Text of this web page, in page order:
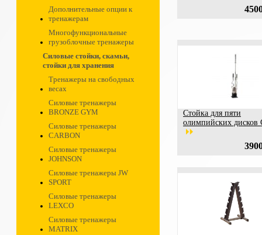
Дополнительные опции к
тренажерам
Многофункциональные
грузоблочные тренажеры
Силовые стойки, скамьи,
стойки для хранения
Тренажеры на свободных
весах
Силовые тренажеры
BRONZE GYM
Силовые тренажеры
CARBON
Силовые тренажеры
JOHNSON
Силовые тренажеры JW
SPORT
Силовые тренажеры
LEXCO
Силовые тренажеры
MATRIX
Стойка для пяти
олимпийских дисков